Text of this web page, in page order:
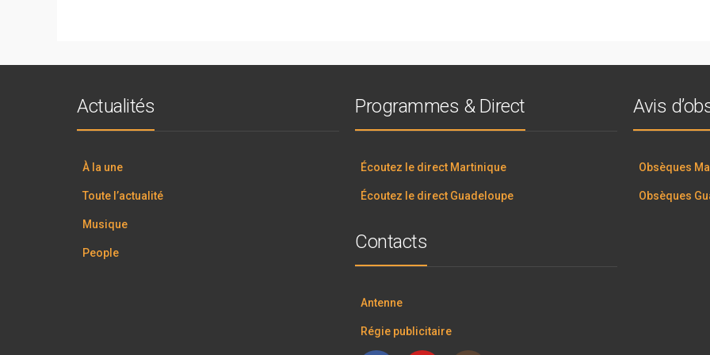
Actualités
À la une
Toute l’actualité
Musique
People
Programmes & Direct
Écoutez le direct Martinique
Écoutez le direct Guadeloupe
Avis
Obsèques
Obsèques
Contacts
Antenne
Régie publicitaire